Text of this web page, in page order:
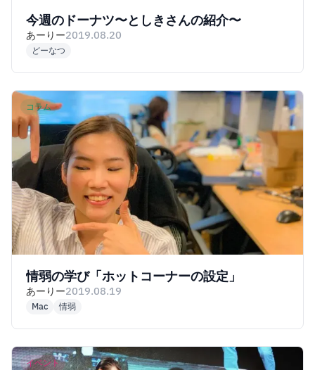
今週のドーナツ〜としきさんの紹介〜
あーりー2019.08.20
どーなつ
コラム
情弱の学び「ホットコーナーの設定」
あーりー2019.08.19
Mac 情弱
イベント